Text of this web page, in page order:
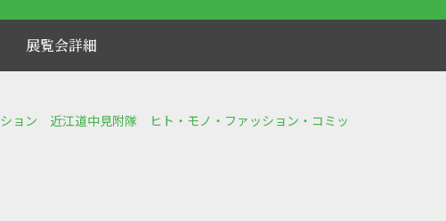
展覧会詳細
ション 近江道中見附隊 ヒト・モノ・ファッション・コミッ